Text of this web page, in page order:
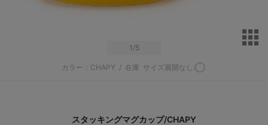
1 /5
カラー：CHAPY / 在庫 サイズ展開なし:◯
スタッキングマグカップ/CHAPY